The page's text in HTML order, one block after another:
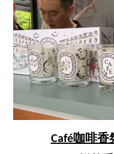
Café咖啡香